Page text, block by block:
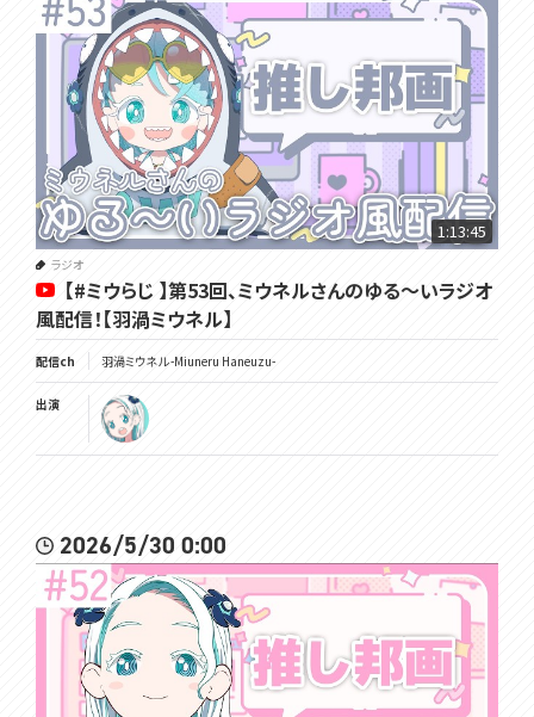
1:13:45
ラジオ
【#ミウらじ 】第53回、ミウネルさんのゆる～いラジオ
風配信！【羽渦ミウネル】
配信ch 羽渦ミウネル -Miuneru Haneuzu-
出演
2026/5/30 0:00